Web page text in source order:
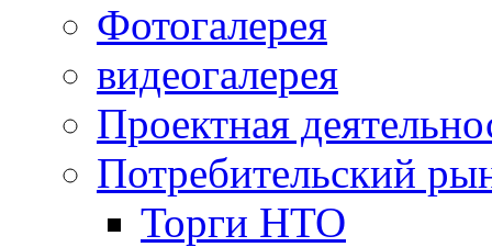
Фотогалерея
видеогалерея
Проектная
Потребительский
Торги НТО